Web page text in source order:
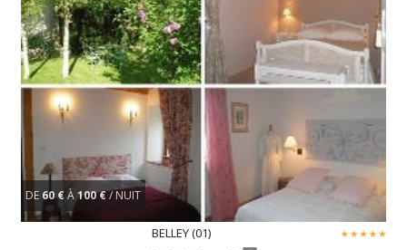
DE 60 €À100 €/ NUIT
BELLEY (01)